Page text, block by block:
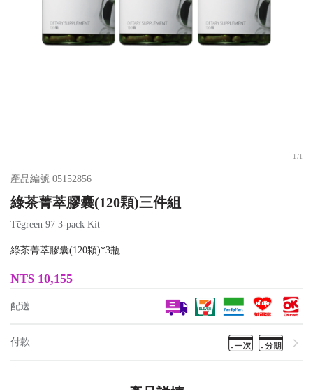
1 /1
產品編號 05152856
綠茶菁萃膠囊(120顆)三件組
Tēgreen 97 3-pack Kit
綠茶菁萃膠囊(120顆)*3瓶
NT$ 10,155
配送
付款